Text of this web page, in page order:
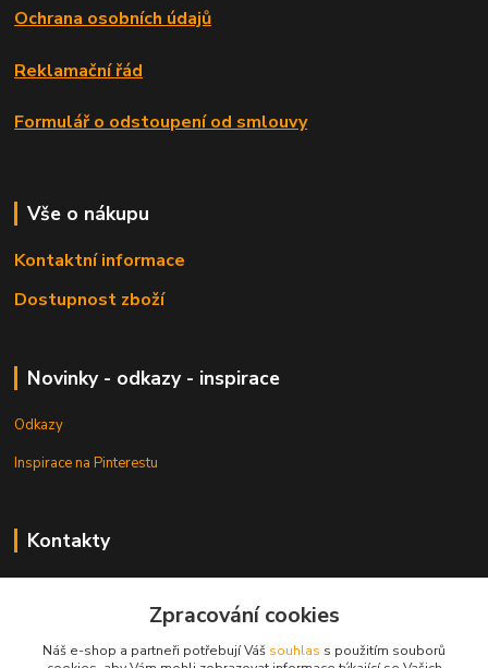
Ochrana osobních údajů
Reklamační řád
Formulář o odstoupení od smlouvy
Vše o nákupu
Kontaktní informace
Dostupnost zboží
Novinky - odkazy - inspirace
Odkazy
Inspirace na Pinterestu
Kontakty
Petr Pešek
+420 608 835 880
info@dlata.eu
Zpracování cookies
Náš e-shop a partneři potřebují Váš souhlas s použitím souborů